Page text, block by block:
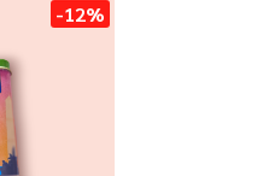
-12%